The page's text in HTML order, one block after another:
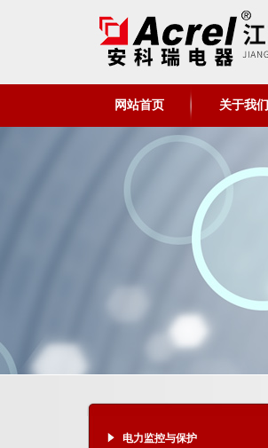
网站首页 关于我们
电力监控与保护